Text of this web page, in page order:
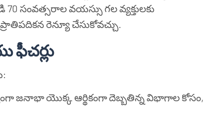
70 సంవత్సరాల వయస్సు గల వ్యక్తులకు
రెన్యూ చేసుకోవచ్చు.
ఫీచర్లు
జనాభా యొక్క ఆర్థికంగా దెబ్బతిన్న విభాగాల కోసం,